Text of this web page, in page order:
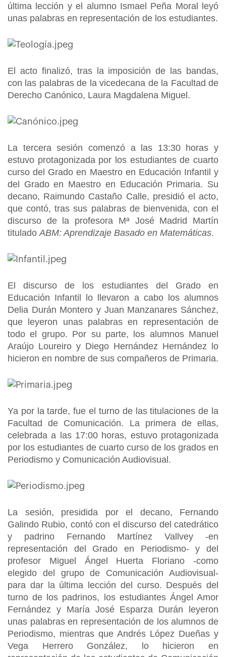
última lección y el alumno Ismael Peña Moral leyó
unas palabras en representación de los estudiantes.
El acto finalizó, tras la imposición de las bandas,
con las palabras de la vicedecana de la Facultad de
Derecho Canónico, Laura Magdalena Miguel.
La tercera sesión comenzó a las 13:30 horas y
estuvo protagonizada por los estudiantes de cuarto
curso del Grado en Maestro en Educación Infantil y
del Grado en Maestro en Educación Primaria. Su
decano, Raimundo Castaño Calle, presidió el acto,
que contó, tras sus palabras de bienvenida, con el
discurso de la profesora Mª José Madrid Martín
tituladoABM: Aprendizaje Basado en Matemáticas.
El discurso de los estudiantes del Grado en
Educación Infantil lo llevaron a cabo los alumnos
Delia Durán Montero y Juan Manzanares Sánchez,
que leyeron unas palabras en representación de
todo el grupo. Por su parte, los alumnos Manuel
Araújo Loureiro y Diego Hernández Hernández lo
hicieron en nombre de sus compañeros de Primaria.
Ya por la tarde, fue el turno de las titulaciones de la
Facultad de Comunicación. La primera de ellas,
celebrada a las 17:00 horas, estuvo protagonizada
por los estudiantes de cuarto curso de los grados en
Periodismo y Comunicación Audiovisual.
La sesión, presidida por el decano, Fernando
Galindo Rubio, contó con el discurso del catedrático
y padrino Fernando Martínez Vallvey -en
representación del Grado en Periodismo- y del
profesor Miguel Ángel Huerta Floriano -como
elegido del grupo de Comunicación Audiovisual-
para dar la última lección del curso. Después del
turno de los padrinos, los estudiantes Ángel Amor
Fernández y María José Esparza Durán leyeron
unas palabras en representación de los alumnos de
Periodismo, mientras que Andrés López Dueñas y
Vega Herrero González, lo hicieron en